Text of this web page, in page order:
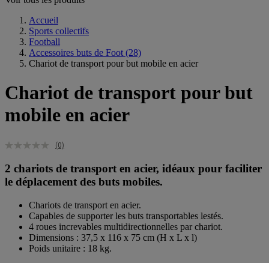
Accueil
Sports collectifs
Football
Accessoires buts de Foot (28)
Chariot de transport pour but mobile en acier
Chariot de transport pour but
mobile en acier
(0)
2 chariots de transport en acier, idéaux pour faciliter
le déplacement des buts mobiles.
Chariots de transport en acier.
Capables de supporter les buts transportables lestés.
4 roues increvables multidirectionnelles par chariot.
Dimensions : 37,5 x 116 x 75 cm (H x L x l)
Poids unitaire : 18 kg.